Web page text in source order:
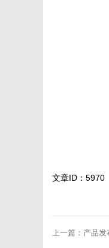
文章ID：5970
上一篇： 产品发